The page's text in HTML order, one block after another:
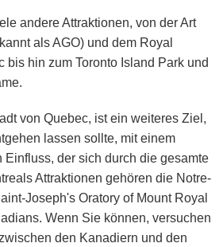
andere Attraktionen, von der Art
als AGO) und dem Royal
bis hin zum Toronto Island Park und
von Quebec, ist ein weiteres Ziel,
lassen sollte, mit einem
Einfluss, der sich durch die gesamte
Attraktionen gehören die Notre-
Joseph's Oratory of Mount Royal
Wenn Sie können, versuchen
den Kanadiern und den